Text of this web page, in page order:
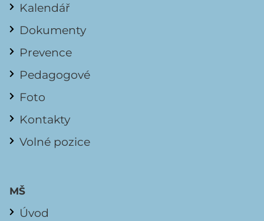
Kalendář
Dokumenty
Prevence
Pedagogové
Foto
Kontakty
Volné pozice
MŠ
Úvod